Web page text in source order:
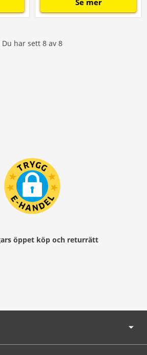
Du har sett 8 av 8
öppet köp och returrätt